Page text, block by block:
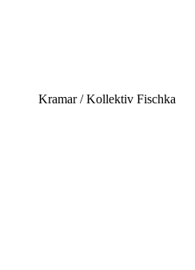
Kramar / Kollektiv Fischka